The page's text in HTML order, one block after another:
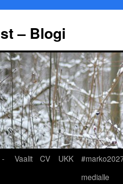
– Blogi
-
Vaalit CV UKK
medialle